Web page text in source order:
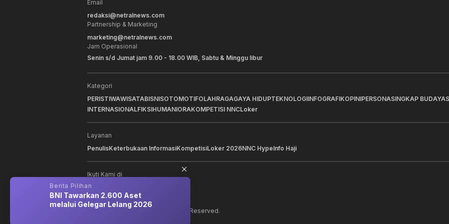
Email
redaksi@netralnews.com
Partnership & Marketing
marketing@netralnews.com
Jam Operasional
Senin s/d Jumat jam 9.00 - 18.00 WIB, Sabtu & Minggu libur
Kategori
PERISTIWAWISATABISNISOTOMOTIFOLAHRAGAGAYA HIDUPTEKNOLOGIINFOGRAFIKOPINIPERSONASINGKAP BUDAYA
INTERNASIONALFIKSIHUMANIORAKOMPETISI NNCLoker
Layanan
PenulisKeterbukaan InformasiKompetisiLoker 2026NNC HypeInfo Haji
Ikuti Kami di
2026 NNC Netralnews . All Rights Reserved.
Berita Pilihan
BNI Tawarkan 2.600 Aset
melalui Gelegar Lelang 2026
Provinsi Sulawesi Tengah